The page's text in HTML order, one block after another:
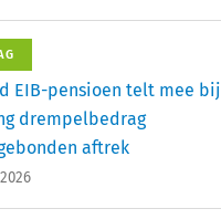
EIB-pensioen telt mee bij
drempelbedrag
aftrek